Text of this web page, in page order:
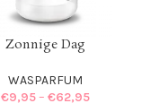
Zonnige Dag
WASPARFUM
€9,95 – €62,95